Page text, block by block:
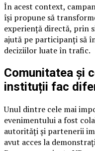
În acest context,
își propune să
experiență directă, prin
ajută pe participanți să
deciziilor luate în trafic.
Comunitatea și
instituții fac
Unul dintre cele mai
evenimentului a fost
autorități și partenerii
avut acces la